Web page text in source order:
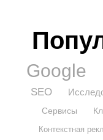
Google
SEO
Сервисы
Контекстная